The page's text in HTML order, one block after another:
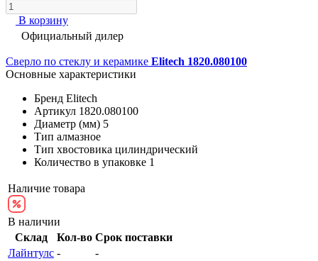
В корзину
Официальный дилер
Сверло по стеклу и керамике Elitech 1820.080100
Основные характеристики
Бренд Elitech
Артикул 1820.080100
Диаметр (мм) 5
Тип алмазное
Тип хвостовика цилиндрический
Количество в упаковке 1
Наличие товара
В наличии
Склад
Кол-во Срок поставки
Лайнтулс -
-